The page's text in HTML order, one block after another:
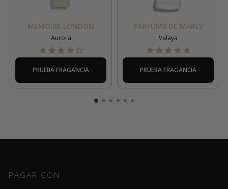
MEMOIZE LONDON
Aurora
PRUEBA FRAGANCIA
PARFUMS DE MARLY
Valaya
PRUEBA FRAGANCIA
PAGAR CON